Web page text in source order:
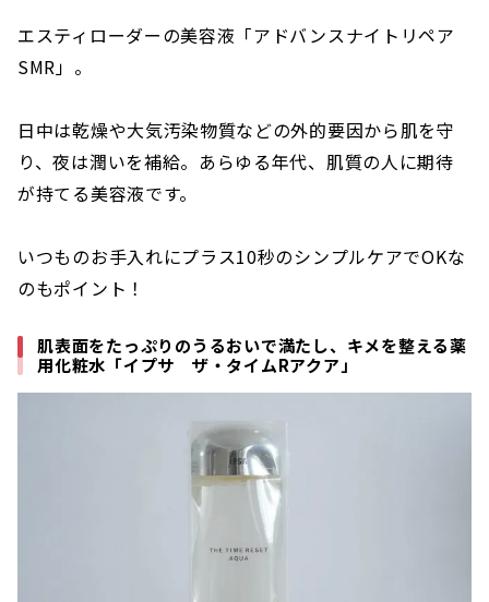
エスティローダーの美容液「アドバンスナイトリペア
SMR」。
日中は乾燥や大気汚染物質などの外的要因から肌を守
り、夜は潤いを補給。あらゆる年代、肌質の人に期待
が持てる美容液です。
いつものお手入れにプラス10秒のシンプルケアでOKな
のもポイント！
肌表面をたっぷりのうるおいで満たし、キメを整える薬
用化粧水「イプサ ザ・タイムRアクア」